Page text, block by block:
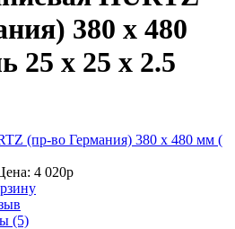
380 х 480
25 х 25 х 2.5
4 020р
(5)